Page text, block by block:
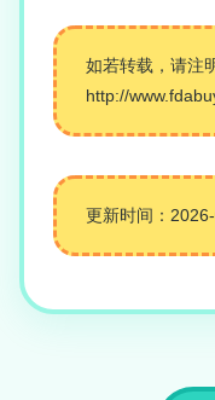
如若转载，请注
http://
更新时间：